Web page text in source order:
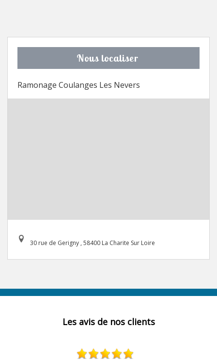
Nous localiser
Ramonage Coulanges Les Nevers
30 rue de Gerigny , 58400 La Charite Sur Loire
Les avis de nos clients